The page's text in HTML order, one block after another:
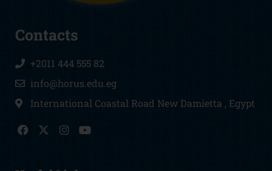
Contacts
+2011 444 555 82
info@horus.edu.eg
International Coastal Road New Damietta , Egypt
F
a
I
n
Y
o